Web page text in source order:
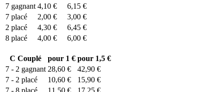
7 gagnant 4,10 €
6,15 €
7 placé 2,00 €
3,00 €
2 placé 4,30 €
6,45 €
8 placé 4,00 € 6,00 €
C Couplé pour 1 € pour 1,5 €
7 - 2 gagnant 28,60 €
42,90 €
7 - 2 placé 10,60 €
15,90 €
7 - 8 placé 11,50 € 17,25 €